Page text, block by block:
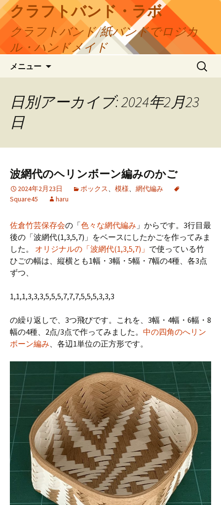
コ
ン
テ
ツ
ス
クラフトバンド・ラボ
クラフトバンド/紙バンドでロジカ
ル・ハンドメイド
メニュー
検
索:
日別アーカイブ: 2024年2月23
日
波網代のヘリンボーン編みのかご
2024年2月23日 ボックス、 模様、 網代編み
Square45
haru
佐倉竹芸保存会の「色々な網代編み 」からです。3行目最
後の「波網代(1,3,5,7)」をベースにしたかごを作ってみま
した。
オリジナルの「波網代(1,3,5,7)」 で使っている竹
ひごの幅は、縦横とも1幅・3幅・5幅・7幅の4種、各3点
ずつ、
1,1,1,3,3,3,5,5,5,7,7,7,5,5,5,3,3,3
の繰り返しで、3つ飛びです。これを、3幅・4幅・6幅・8
幅の4種、2点/3点で作ってみました。 中の四角のへリン
ボーン編み、各辺1単位の正方形です。